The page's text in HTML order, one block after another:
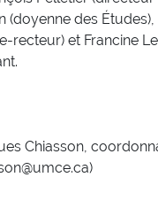
(doyenne des
recteur) et Francine
Chiasson,